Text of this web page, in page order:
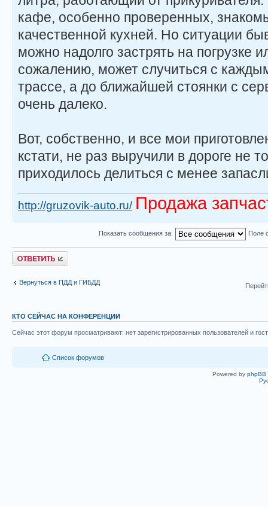
кафе, особенно проверенных,
качественной кухней. Но ситуации
можно надолго застрять на погрузке
сожалению, может случиться с
трассе, а до ближайшей стоянки с
очень далеко.
Вот, собственно, и все мои
кстати, не раз выручили в дороге не
приходилось делиться с менее
http://gruzovik-auto.ru/ Продажа
Показать сообщения за: Поле
Ответить
Вернуться в ПДД и ГИБДД
КТО СЕЙЧАС НА КОНФЕРЕНЦИИ
Сейчас этот форум просматривают: нет зарегистрированных пользователей и
Список форумов
Powered by phpBB